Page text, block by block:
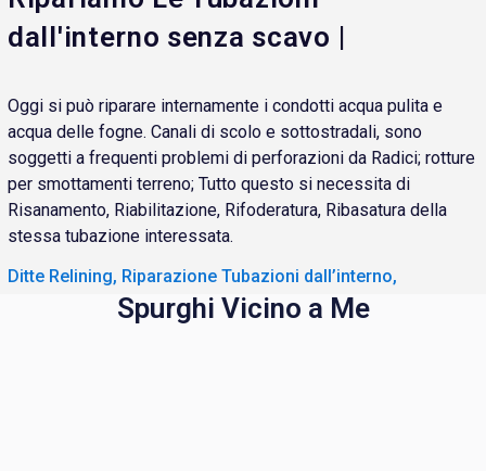
dall'interno senza scavo |
Oggi si può riparare internamente i condotti acqua pulita e
acqua delle fogne. Canali di scolo e sottostradali, sono
soggetti a frequenti problemi di perforazioni da Radici; rotture
per smottamenti terreno; Tutto questo si necessita di
Risanamento, Riabilitazione, Rifoderatura, Ribasatura della
stessa tubazione interessata.
Ditte Relining, Riparazione Tubazioni dall’interno,
Spurghi Vicino a Me